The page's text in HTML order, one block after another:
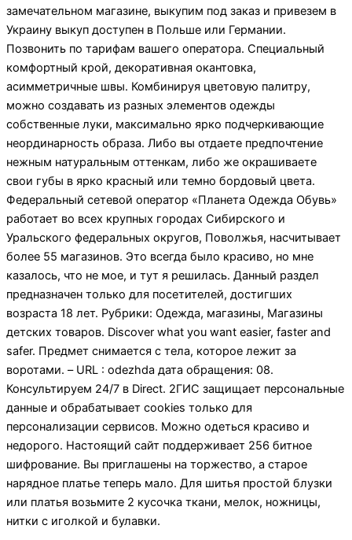
замечательном магазине, выкупим под заказ и привезем в
Украину выкуп доступен в Польше или Германии.
Позвонить по тарифам вашего оператора. Специальный
комфортный крой, декоративная окантовка,
асимметричные швы. Комбинируя цветовую палитру,
можно создавать из разных элементов одежды
собственные луки, максимально ярко подчеркивающие
неординарность образа. Либо вы отдаете предпочтение
нежным натуральным оттенкам, либо же окрашиваете
свои губы в ярко красный или темно бордовый цвета.
Федеральный сетевой оператор «Планета Одежда Обувь»
работает во всех крупных городах Сибирского и
Уральского федеральных округов, Поволжья, насчитывает
более 55 магазинов. Это всегда было красиво, но мне
казалось, что не мое, и тут я решилась. Данный раздел
предназначен только для посетителей, достигших
возраста 18 лет. Рубрики: Одежда, магазины, Магазины
детских товаров. Discover what you want easier, faster and
safer. Предмет снимается с тела, которое лежит за
воротами. – URL : odezhda дата обращения: 08.
Консультируем 24/7 в Direct. 2ГИС защищает персональные
данные и обрабатывает cookies только для
персонализации сервисов. Можно одеться красиво и
недорого. Настоящий сайт поддерживает 256 битное
шифрование. Вы приглашены на торжество, а старое
нарядное платье теперь мало. Для шитья простой блузки
или платья возьмите 2 кусочка ткани, мелок, ножницы,
нитки с иголкой и булавки.